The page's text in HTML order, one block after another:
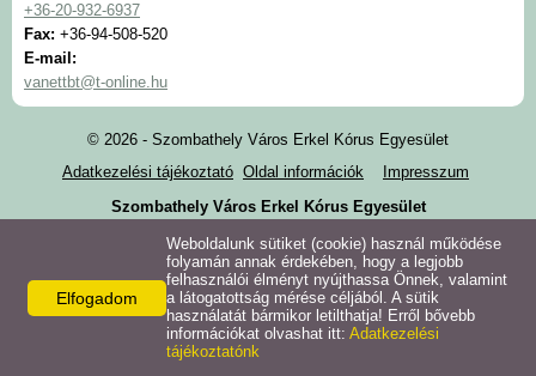
+36-20-932-6937
Fax: +36-94-508-520
E-mail:
vanettbt@t-online.hu
© 2026 - Szombathely Város Erkel Kórus Egyesület
Adatkezelési tájékoztató Oldal információk
Impresszum
Szombathely Város Erkel Kórus Egyesület
Elfogadom
Weboldalunk sütiket (cookie) használ működése
folyamán annak érdekében, hogy a legjobb
felhasználói élményt nyújthassa Önnek, valamint
a látogatottság mérése céljából. A sütik
használatát bármikor letilthatja! Erről bővebb
információkat olvashat itt: Adatkezelési
tájékoztatónk